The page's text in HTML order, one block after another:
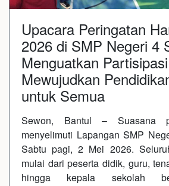
Upacara Peringatan
2026 di SMP Negeri 4
Menguatkan
Mewujudkan
untuk Semua
Sewon, Bantul – Suasana
menyelimuti Lapangan SMP
Sabtu pagi, 2 Mei 2026.
mulai dari peserta didik, guru,
hingga kepala sekolah